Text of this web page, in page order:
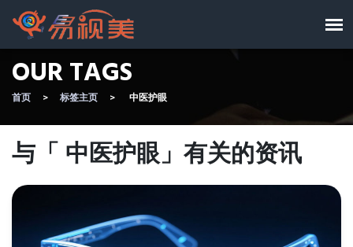
OUR TAGS
首页 标签主页 中医护眼
与「 中医护眼」有关的资讯